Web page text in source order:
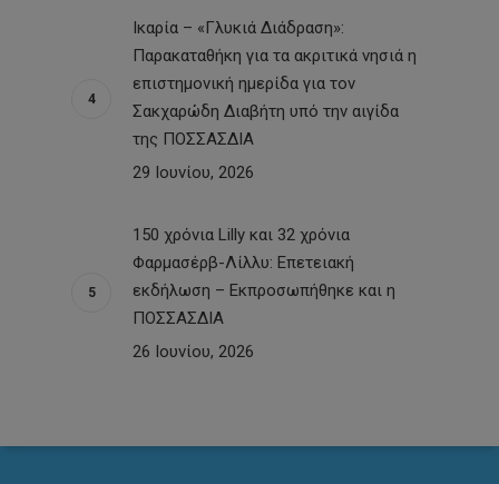
Ικαρία – «Γλυκιά Διάδραση»:
Παρακαταθήκη για τα ακριτικά νησιά η
επιστημονική ημερίδα για τον
Σακχαρώδη Διαβήτη υπό την αιγίδα
της ΠΟΣΣΑΣΔΙΑ
29 Ιουνίου, 2026
150 χρόνια Lilly και 32 χρόνια
Φαρμασέρβ-Λίλλυ: Eπετειακή
εκδήλωση – Εκπροσωπήθηκε και η
ΠΟΣΣΑΣΔΙΑ
26 Ιουνίου, 2026